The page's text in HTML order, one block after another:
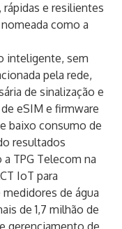
e resilientes
como a
inteligente, sem
pela rede,
de sinalização e
eSIM e firmware
baixo consumo de
resultados
TPG Telecom na
IoT para
de água
de 1,7 milhão de
gerenciamento de